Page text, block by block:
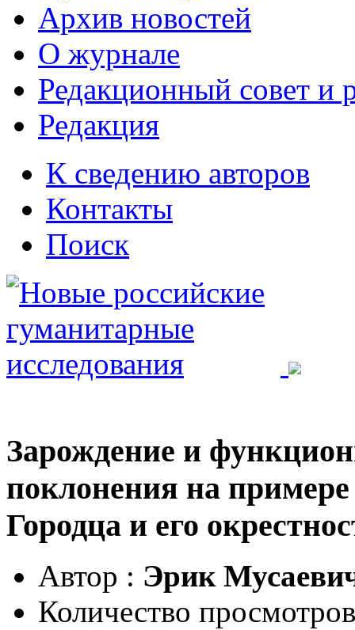
Архив новостей
О журнале
Редакционный совет и
Редакция
К сведению авторов
Контакты
Поиск
Зарождение и
поклонения на
Городца и его
Автор : Эрик
Количество